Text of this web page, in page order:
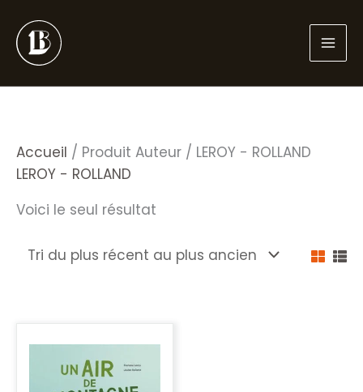
au
contenu
Accueil / Produit Auteur / LEROY - ROLLAND
LEROY - ROLLAND
Voici le seul résultat